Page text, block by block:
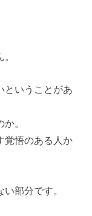
ということがあ
。
覚悟のある人か
部分です。